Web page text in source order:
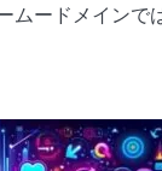
ムードメインで